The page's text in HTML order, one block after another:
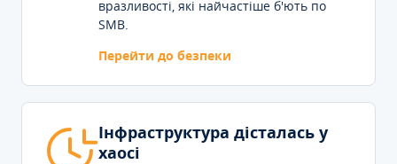
вразливості, які найчастіше б'ють по
SMB.
Перейти до безпеки
Інфраструктура дісталась у
хаосі